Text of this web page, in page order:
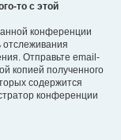
то с этой
конференции
Отправьте email-
копией полученного
содержится
конференции